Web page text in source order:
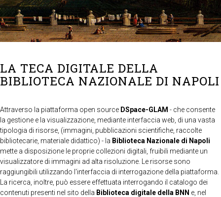
LA TECA DIGITALE DELLA
BIBLIOTECA NAZIONALE DI NAPOLI
Attraverso la piattaforma open source DSpace-GLAM - che consente
la gestione e la visualizzazione, mediante interfaccia web, di una vasta
tipologia di risorse, (immagini, pubblicazioni scientifiche, raccolte
bibliotecarie, materiale didattico) - la Biblioteca Nazionale di Napoli
mette a disposizione le proprie collezioni digitali, fruibili mediante un
visualizzatore di immagini ad alta risoluzione. Le risorse sono
raggiungibili utilizzando l'interfaccia di interrogazione della piattaforma.
La ricerca, inoltre, può essere effettuata interrogando il catalogo dei
contenuti presenti nel sito della Biblioteca digitale della BNN e, nel